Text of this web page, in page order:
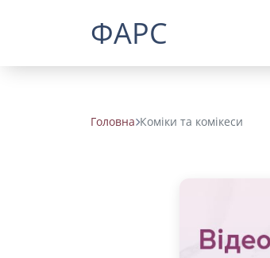
ФАРС
Головна Коміки та комікеси